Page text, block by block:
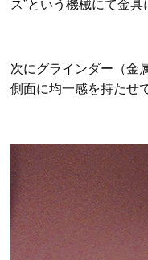
ス”という機械にて金具
次にグラインダー（金
側面に均一感を持たせ